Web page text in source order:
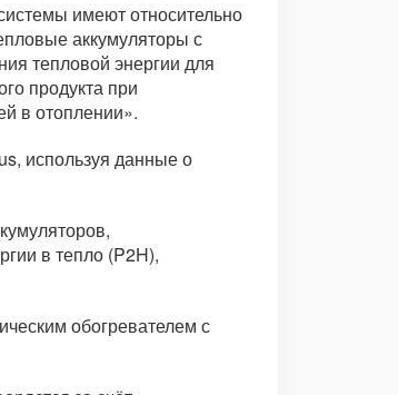
имеют относительно
аккумуляторы с
тепловой энергии для
продукта при
в отоплении».
используя данные о
в тепло (P2H),
обогревателем с